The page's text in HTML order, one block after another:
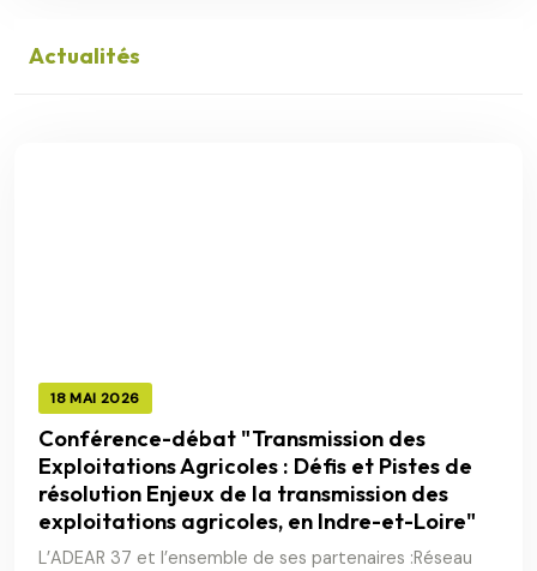
Actualités
18 MAI 2026
Conférence-débat "Transmission des
Exploitations Agricoles : Défis et Pistes de
résolution Enjeux de la transmission des
exploitations agricoles, en Indre-et-Loire"
L’ADEAR 37 et l’ensemble de ses partenaires :Réseau